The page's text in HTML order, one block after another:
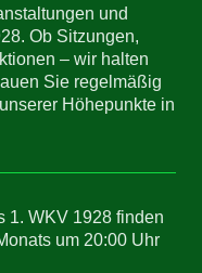
und
Ob Sitzungen,
– wir halten
Sie regelmäßig
Höhepunkte in
1. WKV 1928 finden
um 20:00 Uhr